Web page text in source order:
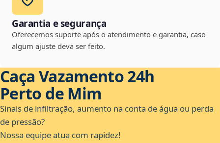
Garantia e segurança
Oferecemos suporte após o atendimento e garantia, caso
algum ajuste deva ser feito.
Caça Vazamento 24h
Perto de Mim
Sinais de infiltração, aumento na conta de água ou perda
de pressão?
Nossa equipe atua com rapidez!